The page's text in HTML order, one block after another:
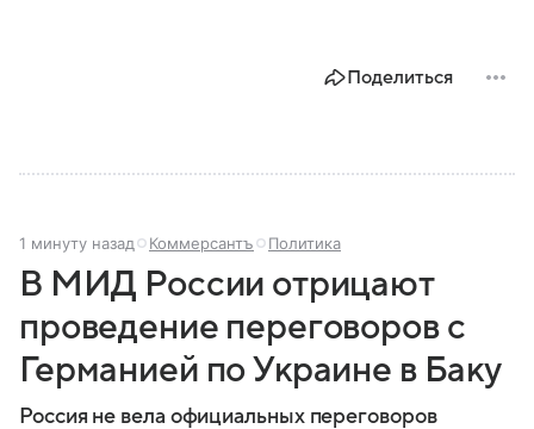
Поделиться
1 минуту назад Коммерсантъ Политика
В МИД России отрицают
проведение переговоров с
Германией по Украине в Баку
Россия не вела официальных переговоров